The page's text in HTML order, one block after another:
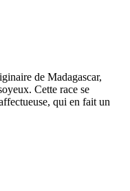
de Madagascar,
Cette race se
qui en fait un